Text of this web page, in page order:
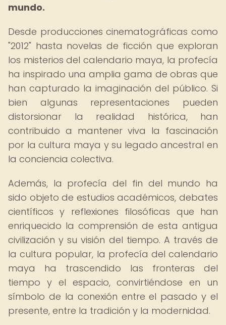
mundo.
Desde producciones cinematográficas como
"2012" hasta novelas de ficción que exploran
los misterios del calendario maya, la profecía
ha inspirado una amplia gama de obras que
han capturado la imaginación del público. Si
bien algunas representaciones pueden
distorsionar la realidad histórica, han
contribuido a mantener viva la fascinación
por la cultura maya y su legado ancestral en
la conciencia colectiva.
Además, la profecía del fin del mundo ha
sido objeto de estudios académicos, debates
científicos y reflexiones filosóficas que han
enriquecido la comprensión de esta antigua
civilización y su visión del tiempo. A través de
la cultura popular, la profecía del calendario
maya ha trascendido las fronteras del
tiempo y el espacio, convirtiéndose en un
símbolo de la conexión entre el pasado y el
presente, entre la tradición y la modernidad.